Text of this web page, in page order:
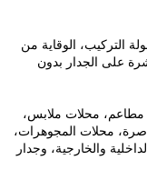
التركيب، الوقاية من
على الجدار بدون
مطاعم، محلات ملابس،
محلات المجوهرات،
والخارجية، وجدار